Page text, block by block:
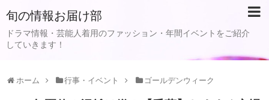
旬の情報お届け部
ドラマ情報・芸能人着用のファッション・年間イベントをご紹介
していきます！
ホーム 行事・イベント ゴールデンウィーク